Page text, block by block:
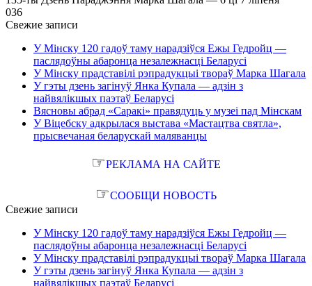
036
Свежие записи
У Мінску 120 гадоў таму нарадзіўся Ежы Гедройц —
паслядоўны абаронца незалежнасці Беларусі
У Мінску прадставілі рэпрадукцыі твораў Марка Шагала
У гэты дзень загінуў Янка Купала — адзін з
найвялікшых паэтаў Беларусі
Вясновы абрад «Саракі» правядуць у музеі пад Мінскам
У Віцебску адкрылася выстава «Мастацтва святла»,
прысвечаная беларускай маляванцы
☞РЕКЛАМА НА САЙТЕ
☞СООБЩИ НОВОСТЬ
Свежие записи
У Мінску 120 гадоў таму нарадзіўся Ежы Гедройц —
паслядоўны абаронца незалежнасці Беларусі
У Мінску прадставілі рэпрадукцыі твораў Марка Шагала
У гэты дзень загінуў Янка Купала — адзін з
найвялікшых паэтаў Беларусі